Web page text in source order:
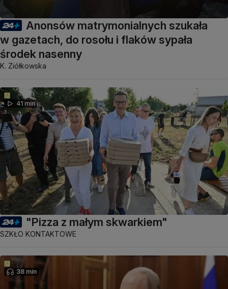
Anonsów matrymonialnych szukała
w gazetach, do rosołu i flaków sypała
środek nasenny
K. Ziółkowska
41 min
"Pizza z małym skwarkiem"
SZKŁO KONTAKTOWE
38 min